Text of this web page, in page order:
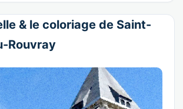
& le coloriage de Saint-
Rouvray